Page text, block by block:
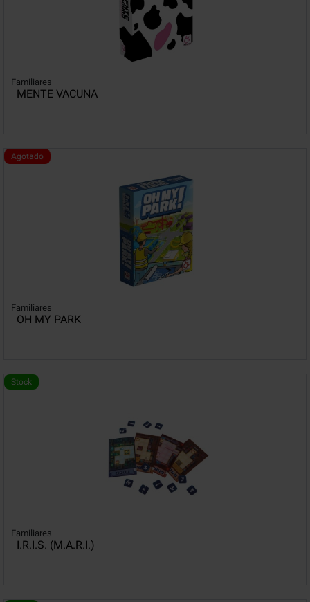
Familiares
MENTE VACUNA
Agotado
Familiares
OH MY PARK
Stock
Familiares
I.R.I.S. (M.A.R.I.)